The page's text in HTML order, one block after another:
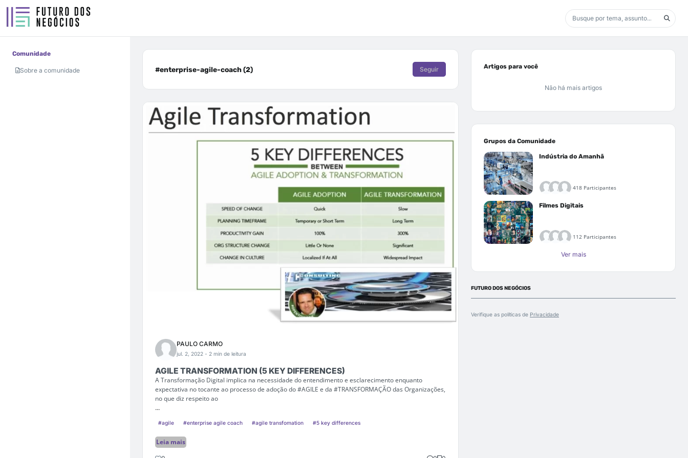
Comunidade
Sobre a comunidade #enterprise-agile-coach (2) Seguir
PAULO CARMO
jul. 2, 2022 - 2 min de leitura
AGILE TRANSFORMATION (5 KEY DIFFERENCES)
A Transformação Digital implica na necessidade do entendimento e esclarecimento enquanto
expectativa no tocante ao processo de adoção do #AGILE e da #TRANSFORMAÇÃO das Organizações,
no que diz respeito ao
...
#agile #enterprise agile coach #agile transfomation #5 key differences
Leia mais
Artigos para você
Não há mais artigos
Grupos da Comunidade
Indústria do Amanhã
418 Participantes
Filmes Digitais
112 Participantes
Ver mais
FUTURO DOS NEGÓCIOS
Verifique as políticas de Privacidade